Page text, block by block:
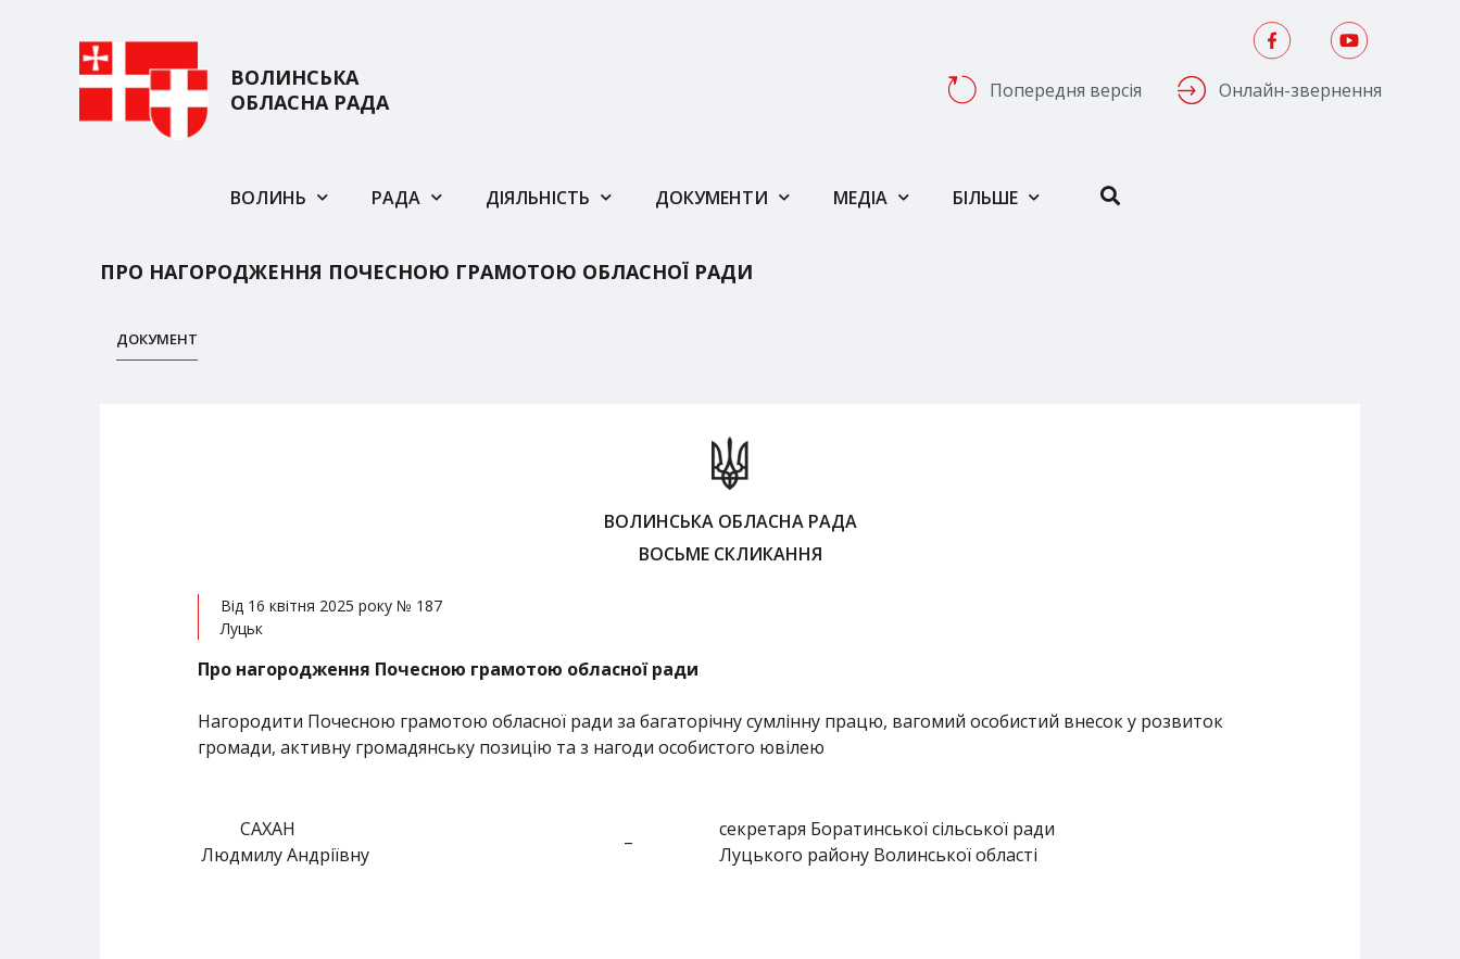
ВОЛИНСЬКА
ОБЛАСНА РАДА
Попередня версія Онлайн-звернення
ВОЛИНЬ РАДА ДІЯЛЬНІСТЬ ДОКУМЕНТИ МЕДІА БІЛЬШЕ
ПРО НАГОРОДЖЕННЯ ПОЧЕСНОЮ ГРАМОТОЮ ОБЛАСНОЇ РАДИ
ДОКУМЕНТ
ВОЛИНСЬКА ОБЛАСНА РАДА
ВОСЬМЕ СКЛИКАННЯ
Від 16 квітня 2025 року № 187
Луцьк
Про нагородження Почесною грамотою обласної ради
Нагородити Почесною грамотою обласної ради за багаторічну сумлінну працю, вагомий особистий внесок у розвиток
громади, активну громадянську позицію та з нагоди особистого ювілею
САХАН
Людмилу Андріївну
–
секретаря Боратинської сільської ради
Луцького району Волинської області